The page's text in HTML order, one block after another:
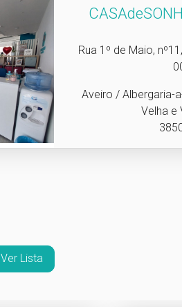
Rua 1º de Maio,
Aveiro / Albergaria-
Velha e
Ver Lista